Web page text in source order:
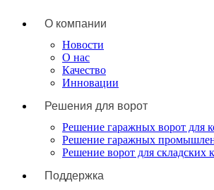
О компании
Новости
О нас
Качество
Инновации
Решения для ворот
Решение гаражных ворот для
Решение гаражных
Решение ворот для складских
Поддержка